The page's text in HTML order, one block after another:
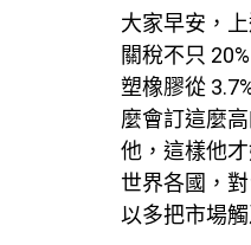
大家早安，
關稅不只
塑橡膠從
麼會訂這麼
他，這樣他
世界各國，
以多把市場